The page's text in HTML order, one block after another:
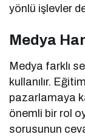
yönlü işlevler
Medya
Medya farklı
kullanılır.
pazarlamaya
önemli bir rol
sorusunun